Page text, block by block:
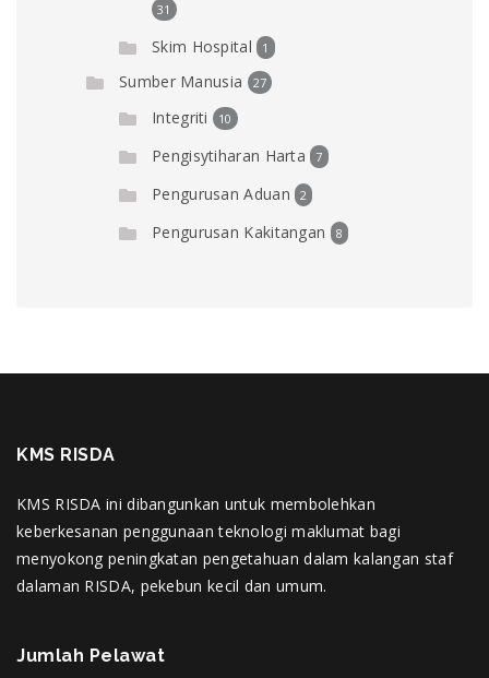
31
Skim Hospital 1
Sumber Manusia 27
Integriti 10
Pengisytiharan Harta 7
Pengurusan Aduan 2
Pengurusan Kakitangan 8
KMS RISDA
KMS RISDA ini dibangunkan untuk membolehkan
keberkesanan penggunaan teknologi maklumat bagi
menyokong peningkatan pengetahuan dalam kalangan staf
dalaman RISDA, pekebun kecil dan umum.
Jumlah Pelawat